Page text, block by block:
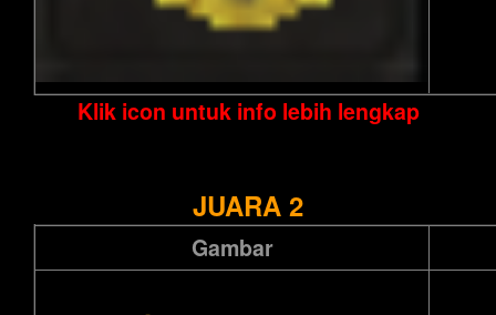
Klik icon untuk info lebih lengkap
JUARA 2
Gambar